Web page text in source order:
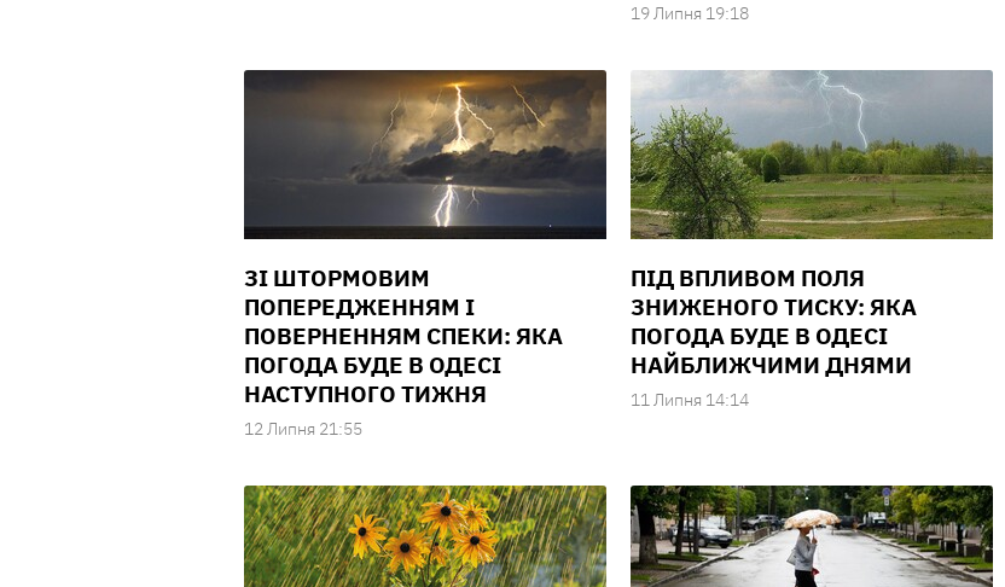
19 Липня 19:18
ЗІ ШТОРМОВИМ
ПОПЕРЕДЖЕННЯМ І
ПОВЕРНЕННЯМ СПЕКИ: ЯКА
ПОГОДА БУДЕ В ОДЕСІ
НАСТУПНОГО ТИЖНЯ
12 Липня 21:55
ПІД ВПЛИВОМ ПОЛЯ
ЗНИЖЕНОГО ТИСКУ: ЯКА
ПОГОДА БУДЕ В ОДЕСІ
НАЙБЛИЖЧИМИ ДНЯМИ
11 Липня 14:14